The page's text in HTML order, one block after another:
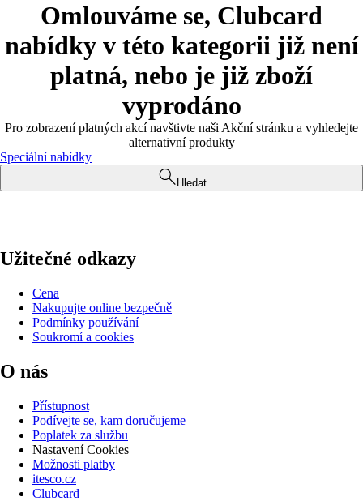
Omlouváme se, Clubcard
nabídky v této kategorii již není
platná, nebo je již zboží
vyprodáno
Pro zobrazení platných akcí navštivte naši Akční stránku a vyhledejte
alternativní produkty
Speciální nabídky
Hledat
Užitečné odkazy
Cena
Nakupujte online bezpečně
Podmínky používání
Soukromí a cookies
O nás
Přístupnost
Podívejte se, kam doručujeme
Poplatek za službu
Nastavení Cookies
Možnosti platby
itesco.cz
Clubcard